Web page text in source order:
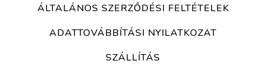
ÁLTALÁNOS SZERZŐDÉSI FELTÉTELEK
ADATTOVÁBBÍTÁSI NYILATKOZAT
SZÁLLÍTÁS